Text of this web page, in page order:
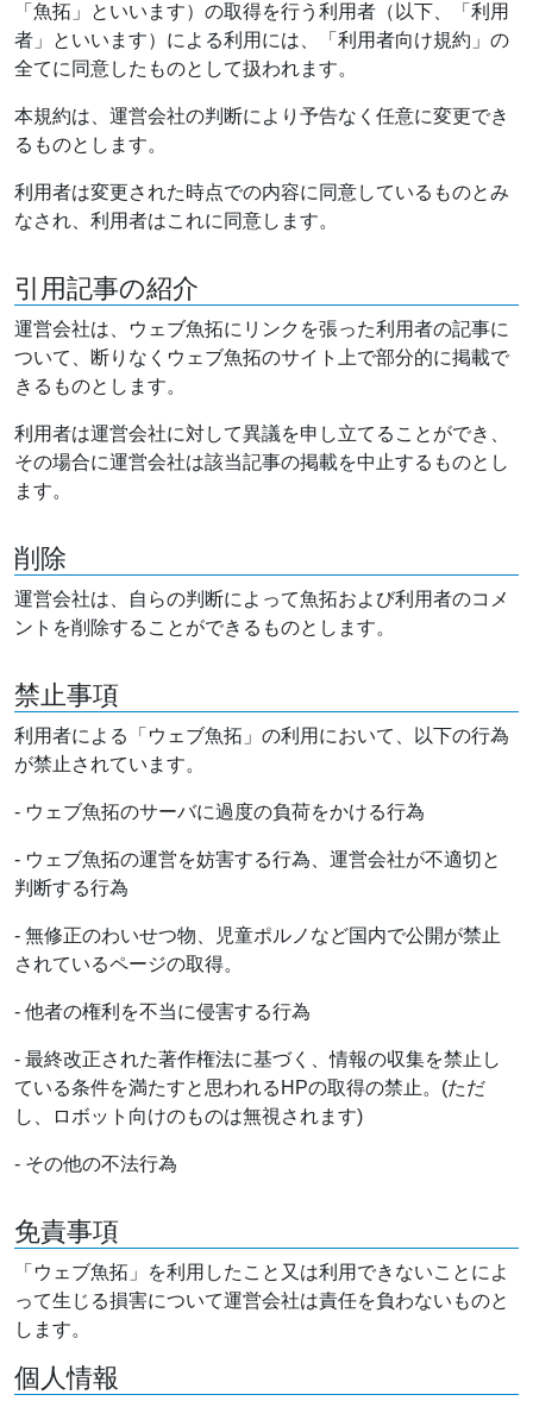
「魚拓」といいます）の取得を行う利用者（以下、「利用
者」といいます）による利用には、「利用者向け規約」の
全てに同意したものとして扱われます。
本規約は、運営会社の判断により予告なく任意に変更でき
るものとします。
利用者は変更された時点での内容に同意しているものとみ
なされ、利用者はこれに同意します。
引用記事の紹介
運営会社は、ウェブ魚拓にリンクを張った利用者の記事に
ついて、断りなくウェブ魚拓のサイト上で部分的に掲載で
きるものとします。
利用者は運営会社に対して異議を申し立てることができ、
その場合に運営会社は該当記事の掲載を中止するものとし
ます。
削除
運営会社は、自らの判断によって魚拓および利用者のコメ
ントを削除することができるものとします。
禁止事項
利用者による「ウェブ魚拓」の利用において、以下の行為
が禁止されています。
- ウェブ魚拓のサーバに過度の負荷をかける行為
- ウェブ魚拓の運営を妨害する行為、運営会社が不適切と
判断する行為
- 無修正のわいせつ物、児童ポルノなど国内で公開が禁止
されているページの取得。
- 他者の権利を不当に侵害する行為
- 最終改正された著作権法に基づく、情報の収集を禁止し
ている条件を満たすと思われるHPの取得の禁止。(ただ
し、ロボット向けのものは無視されます)
- その他の不法行為
免責事項
「ウェブ魚拓」を利用したこと又は利用できないことによ
って生じる損害について運営会社は責任を負わないものと
します。
個人情報